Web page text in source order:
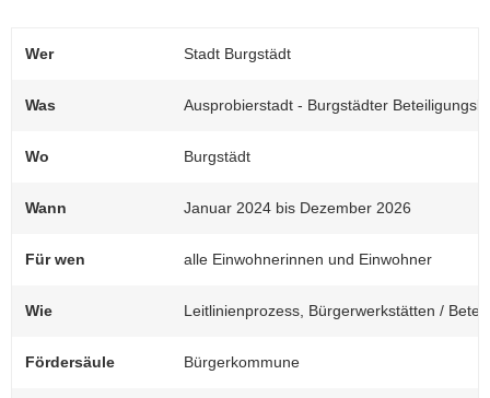
(© Maikirschen)
Auftaktveranstaltung für das Projekt mit
Gesprächsrunden.
Wer Stadt Burgstädt
Was Ausprobierstadt - Burgstädter
Wo Burgstädt
Wann Januar 2024 bis Dezember 2026
Für wen alle Einwohnerinnen und Einwohner
Wie Leitlinienprozess, Bürgerwerkstätten /
Fördersäule Bürgerkommune